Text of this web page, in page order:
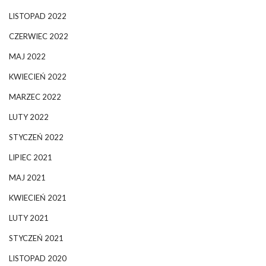
LISTOPAD 2022
CZERWIEC 2022
MAJ 2022
KWIECIEŃ 2022
MARZEC 2022
LUTY 2022
STYCZEŃ 2022
LIPIEC 2021
MAJ 2021
KWIECIEŃ 2021
LUTY 2021
STYCZEŃ 2021
LISTOPAD 2020